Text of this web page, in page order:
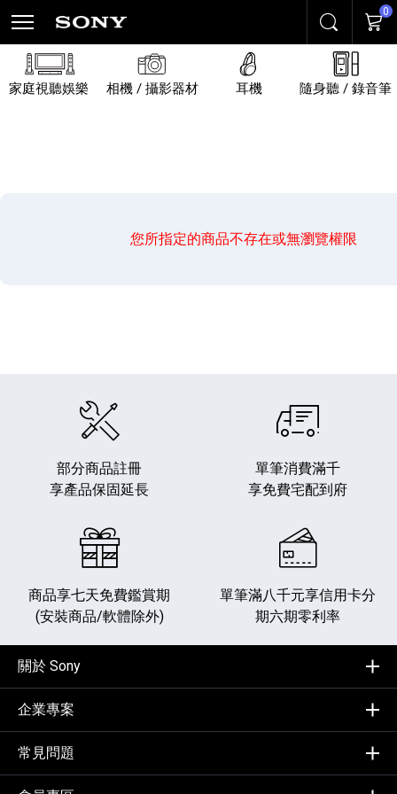
搜尋 購物
0
家庭視聽娛樂 相機 / 攝影器材 耳機 隨身聽 / 錄音筆
您所指定的商品不存在或無瀏覽權限
部分商品註冊
享產品保固延長
單筆消費滿千
享免費宅配到府
商品享七天免費鑑賞期
(安裝商品/軟體除外)
單筆滿八千元享信用卡分
期六期零利率
關於 Sony
企業專案
常見問題